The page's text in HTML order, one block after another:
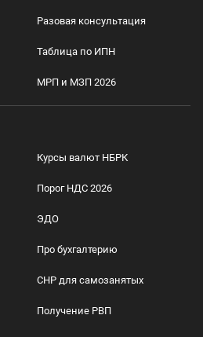
Разовая консультация
Таблица по ИПН
МРП и МЗП 2026
Курсы валют НБРК
Порог НДС 2026
ЭДО
Про бухгалтерию
СНР для самозанятых
Получение РВП